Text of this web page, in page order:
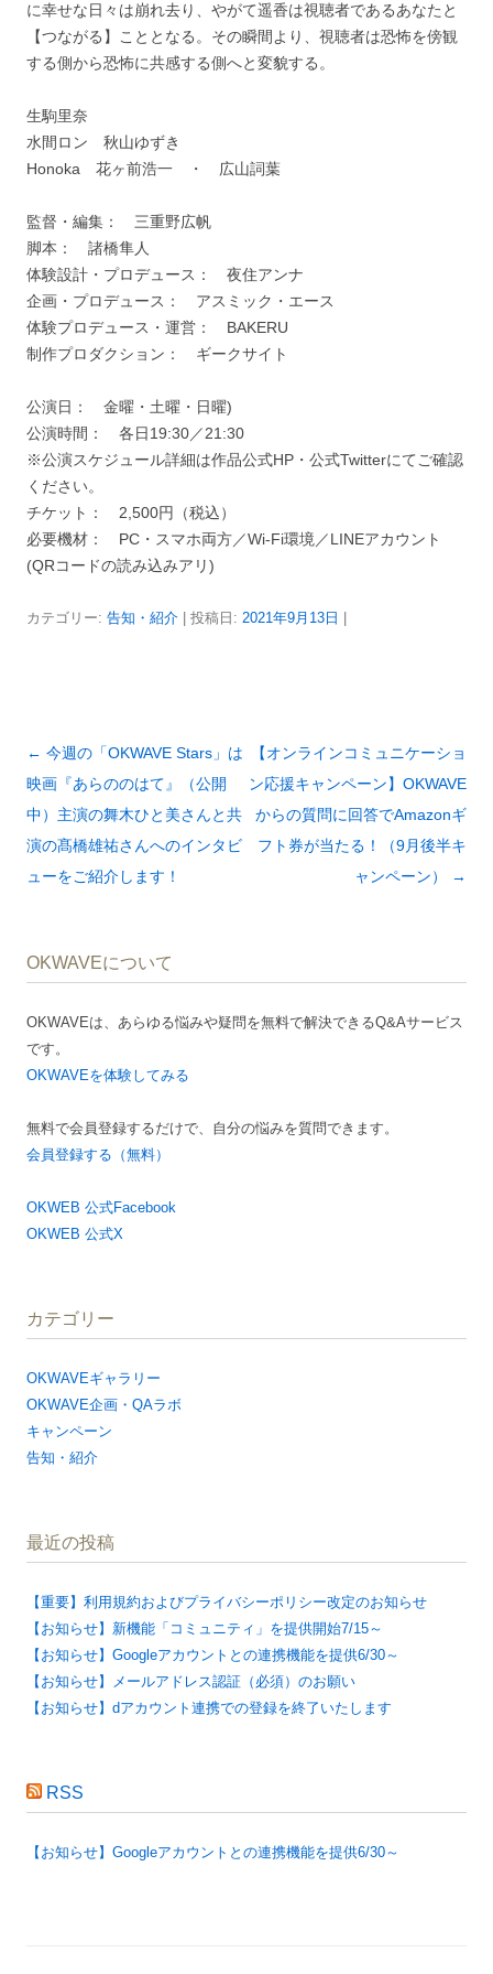
に幸せな日々は崩れ去り、やがて遥香は視聴者であるあなたと
【つながる】こととなる。その瞬間より、視聴者は恐怖を傍観
する側から恐怖に共感する側へと変貌する。
生駒里奈
水間ロン 秋山ゆずき
Honoka 花ヶ前浩一 ・ 広山詞葉
監督・編集： 三重野広帆
脚本： 諸橋隼人
体験設計・プロデュース： 夜住アンナ
企画・プロデュース： アスミック・エース
体験プロデュース・運営： BAKERU
制作プロダクション： ギークサイト
公演日： 金曜・土曜・日曜)
公演時間： 各日19:30／21:30
※公演スケジュール詳細は作品公式HP・公式Twitterにてご確認
ください。
チケット： 2,500円（税込）
必要機材： PC・スマホ両方／Wi-Fi環境／LINEアカウント
(QRコードの読み込みアリ)
カテゴリー: 告知・紹介 | 投稿日: 2021年9月13日
投
稿
ナ
ビ
ゲ
ョ
← 今週の「OKWAVE Stars」は
映画『あらののはて』（公開
中）主演の舞木ひと美さんと共
演の髙橋雄祐さんへのインタビ
ューをご紹介します！
【オンラインコミュニケーショ
ン応援キャンペーン】OKWAVE
からの質問に回答でAmazonギ
フト券が当たる！（9月後半キ
ャンペーン）
→
OKWAVEについて
OKWAVEは、あらゆる悩みや疑問を無料で解決できるQ&Aサービス
です。
OKWAVEを体験してみる
無料で会員登録するだけで、自分の悩みを質問できます。
会員登録する（無料）
OKWEB 公式Facebook
OKWEB 公式X
カテゴリー
OKWAVEギャラリー
OKWAVE企画・QAラボ
キャンペーン
告知・紹介
最近の投稿
【重要】利用規約およびプライバシーポリシー改定のお知らせ
【お知らせ】新機能「コミュニティ」を提供開始7/15～
【お知らせ】Googleアカウントとの連携機能を提供6/30～
【お知らせ】メールアドレス認証（必須）のお願い
【お知らせ】dアカウント連携での登録を終了いたします
RSS
【お知らせ】Googleアカウントとの連携機能を提供6/30～